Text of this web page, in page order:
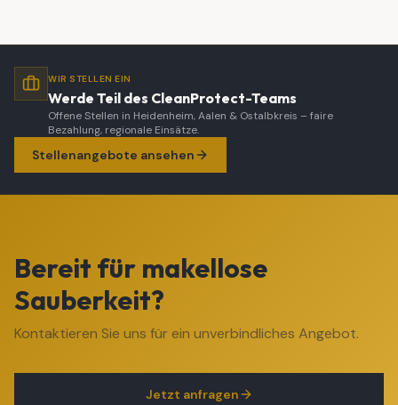
WIR STELLEN EIN
Werde Teil des CleanProtect-Teams
Offene Stellen in Heidenheim, Aalen & Ostalbkreis – faire
Bezahlung, regionale Einsätze.
Stellenangebote ansehen
Bereit für makellose
Sauberkeit?
Kontaktieren Sie uns für ein unverbindliches Angebot.
Jetzt anfragen